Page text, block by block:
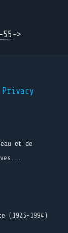
55->
Privacy
et de
(1925-1994)